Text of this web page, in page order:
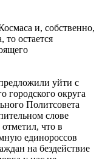
и, собственно,
остается
уйти с
городского округа
Политсовета
слове
что в
единороссов
на бездействие